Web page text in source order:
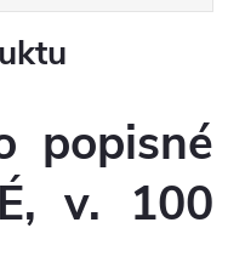
popisné
v. 100